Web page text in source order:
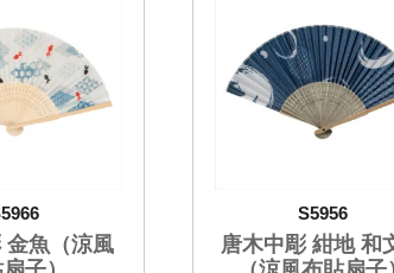
金魚（涼風
S5956
唐木中彫 紺地 和